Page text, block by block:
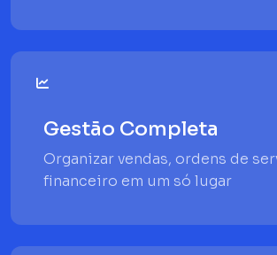
Gestão Completa
Organizar vendas, ordens de
financeiro em um só lugar